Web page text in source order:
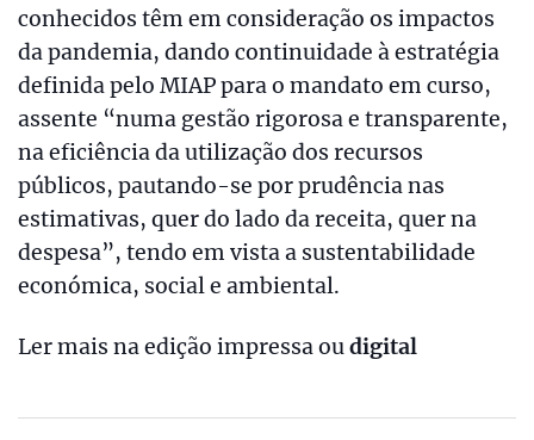
conhecidos têm em consideração os impactos
da pandemia, dando continuidade à estratégia
definida pelo MIAP para o mandato em curso,
assente “numa gestão rigorosa e transparente,
na eficiência da utilização dos recursos
públicos, pautando-se por prudência nas
estimativas, quer do lado da receita, quer na
despesa”, tendo em vista a sustentabilidade
económica, social e ambiental.
Ler mais na edição impressa oudigital